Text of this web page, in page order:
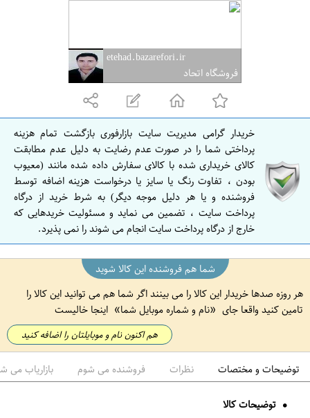
ن
ص
ف
ه
ا
ن
etehad.bazarefori.ir
فروشگاه اتحاد
خریدار گرامی مدیریت سایت بازارفوری بازگشت تمام هزینه
پرداختی شما را در صورت عدم رضایت به دلیل عدم مطابقت
کالای خریداری شده با کالای سفارش داده شده مانند (معیوب
بودن ، تفاوت رنگ یا سایز یا درخواست هزینه اضافه توسط
فروشنده و یا هر دلیل موجه دیگر) به شرط خرید از درگاه
پرداخت سایت ، تضمین می نماید و مسئولیت خریدهایی که
خارج از درگاه پرداخت سایت انجام می شوند را نمی پذیرد.
شما هم فروشنده این کالا شوید
هر روزه صدها خریدار این کالا را می بینند اگر شما هم می توانید این کالا را
تامین کنید واقعا جای
نام و شماره موبایل شما اینجا خالیست
هم اکنون نام و موبایلتان را اضافه کنید
توضیحات و مختصات نظرات فروشنده می شوم بازاریاب می
توضیحات کالا